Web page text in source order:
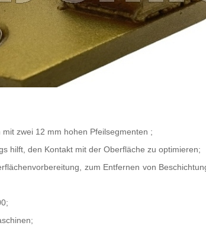
zwei 12 mm hohen Pfeilsegmenten ;
hilft, den Kontakt mit der Oberfläche zu optimieren;
zum Entfernen von